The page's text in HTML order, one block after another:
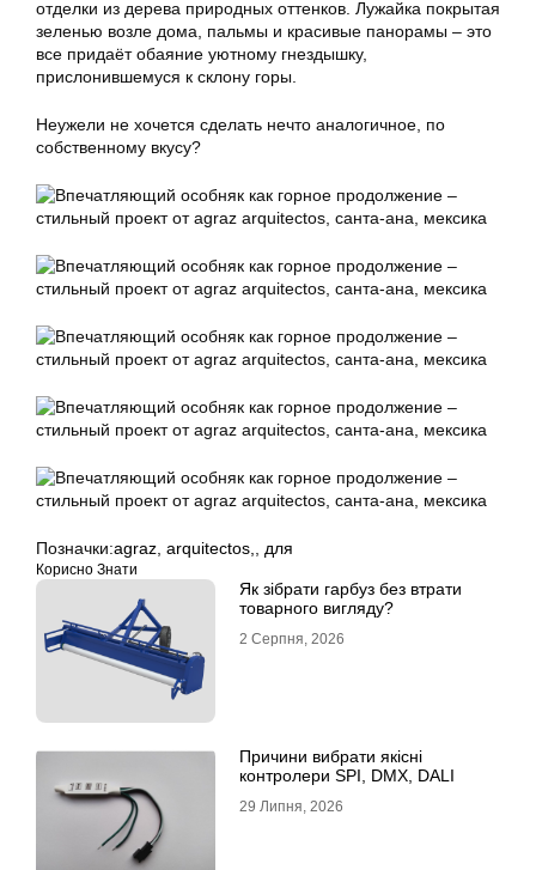
отделки из дерева природных оттенков. Лужайка покрытая
зеленью возле дома, пальмы и красивые панорамы – это
все придаёт обаяние уютному гнездышку,
прислонившемуся к склону горы.
Неужели не хочется сделать нечто аналогичное, по
собственному вкусу?
Позначки:agraz arquitectos, для
Корисно Знати
Як зібрати гарбуз без втрати
товарного вигляду?
2 Серпня, 2026
Причини вибрати якісні
контролери SPI, DMX, DALI
29 Липня, 2026